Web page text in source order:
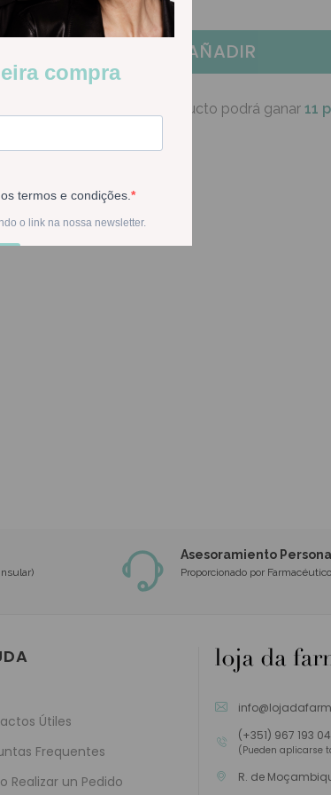
AÑADIR
En la compra de este producto podrá ganar 11
Asesoramiento
Proporcionado por Farmacéutico
Útiles
Frequentes
Realizar un Pedido
(+351) 967 193
(Pueden aplicarse
R. de